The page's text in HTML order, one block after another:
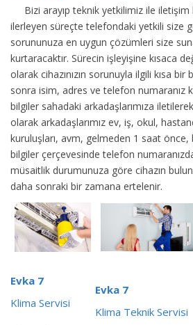
Bizi arayıp teknik yetkilimiz ile
ilerleyen süreçte telefondaki yetkili size
sorununuza en uygun çözümleri size
kurtaracaktır. Sürecin işleyişine kısaca
olarak cihazınızın sorunuyla ilgili kısa bir
sonra isim, adres ve telefon numaranız
bilgiler sahadaki arkadaşlarımıza
olarak arkadaşlarımız ev, iş, okul,
kuruluşları, avm, gelmeden 1 saat
bilgiler çerçevesinde telefon
müsaitlik durumunuza göre cihazın
daha sonraki bir zamana ertelenir.
Evka 7
Klima Servisi
Evka 7
Klima Teknik Servisi